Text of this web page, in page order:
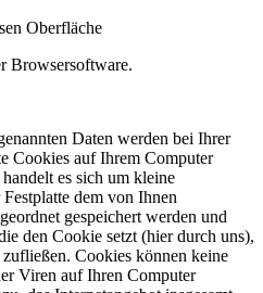
Oberfläche
Browsersoftware.
Daten werden bei Ihrer
Cookies auf Ihrem Computer
es sich um kleine
dem von Ihnen
gespeichert werden und
den Cookie setzt (hier durch uns),
Cookies können keine
Viren auf Ihren Computer